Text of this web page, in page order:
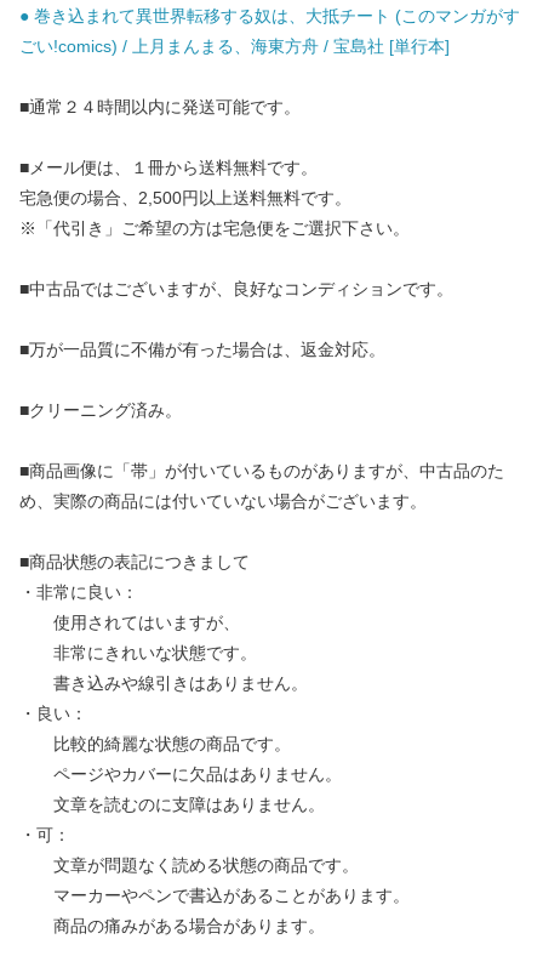
● 巻き込まれて異世界転移する奴は、大抵チート (このマンガがす
ごい!comics) / 上月まんまる、海東方舟 / 宝島社 [単行本]
■通常２４時間以内に発送可能です。
■メール便は、１冊から送料無料です。
宅急便の場合、2,500円以上送料無料です。
※「代引き」ご希望の方は宅急便をご選択下さい。
■中古品ではございますが、良好なコンディションです。
■万が一品質に不備が有った場合は、返金対応。
■クリーニング済み。
■商品画像に「帯」が付いているものがありますが、中古品のた
め、実際の商品には付いていない場合がございます。
■商品状態の表記につきまして
・非常に良い：
使用されてはいますが、
非常にきれいな状態です。
書き込みや線引きはありません。
・良い：
比較的綺麗な状態の商品です。
ページやカバーに欠品はありません。
文章を読むのに支障はありません。
・可：
文章が問題なく読める状態の商品です。
マーカーやペンで書込があることがあります。
商品の痛みがある場合があります。